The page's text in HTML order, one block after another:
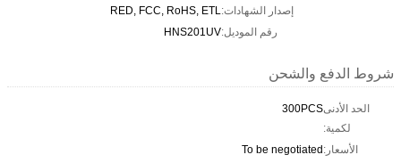
إصدار الشهادات:RED, FCC, RoHS, ETL
رقم الموديل:HNS201UV
شروط الدفع والشحن
الحد الأدنى
لكمية:
300PCS
الأسعار:To be negotiated